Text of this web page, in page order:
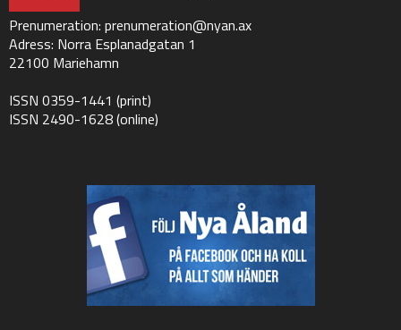
Prenumeration: prenumeration@nyan.ax
Adress: Norra Esplanadgatan 1
22100 Mariehamn
ISSN 0359-1441 (print)
ISSN 2490-1628 (online)